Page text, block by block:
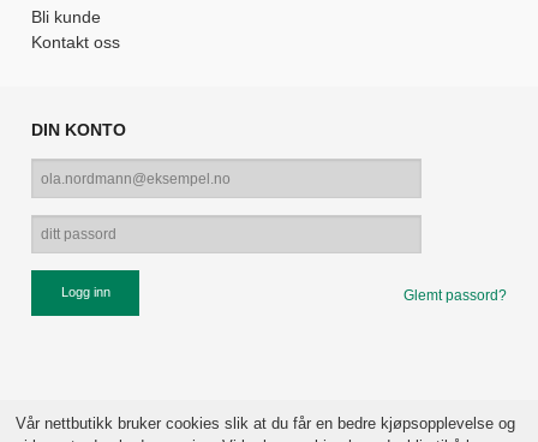
Bli kunde
Kontakt oss
DIN KONTO
Glemt passord?
Vår nettbutikk bruker cookies slik at du får en bedre kjøpsopplevelse og